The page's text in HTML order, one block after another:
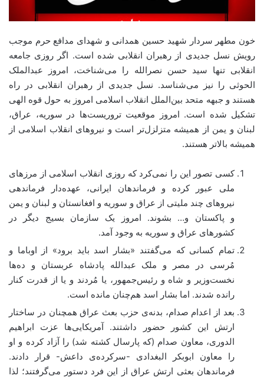
خون مطهر سردار شهید حسین همدانی و شهدای مدافع حرم موجب
رویش نسل جدیدی از رهبران انقلابی شده است. اگر روزی جامعه
انقلابی تنها سید حسن نصرالله را می‌شناخت، امروز عبدالملک
الحوثی را نیز می‌شناسد. نسل جدیدی از رهبران انقلابی در راه
هستند و جبهه متحد بین‌الملل انقلاب اسلامی امروز به حول قوه الهی
تشکیل شده است. امروز موقعیت تروریست‌ها در سوریه، عراق،
لبنان و یمن از همیشه متزلزل‌تر است و نیروهای انقلاب اسلامی از
همیشه بالاتر هستند.
کسی تصور این را نمی‌کرد که روزی انقلاب اسلامی از مرزهای
ملی عبور کرده و فرماندهان ایرانی، عهده‌دار فرماندهی
نیروهای چند ملیتی از عراق و سوریه و افغانستان و لبنان و یمن
و پاکستان و… بشوند. امروز یک سازمان بسیج دیگر در
کشور‌های عراق و سوریه به وجود آمد.
تمام کسانی که می‌گفتند «بشار اسد باید برود» از اوباما و
مُرسی در مصر و ملک عبدالله پادشاه عربستان و ده‌ها
نخست‌وزیر و شاه و رئیس‌جمهور، یا مُردند و یا از قدرت کنار
رانده شدند. اما بشار اسد هم‌چنان مانده است.
بعد از اعدام صدام، بدنه‌ی حزب بعث عراق همچنان در ساختار
ارتش این کشور حضور داشتند. آمریکایی‌ها عزت ابراهیم
الدوری، معاون صدام (که پارسال کشته شد) را آزاد کرده و او
را معاون ابوبکر البغدادی -سرکرده‌ی داعش- قرار دادند.
فرماندهان بعثی ارتش عراق از این فرد دستور می‌گرفتند؛ لذا